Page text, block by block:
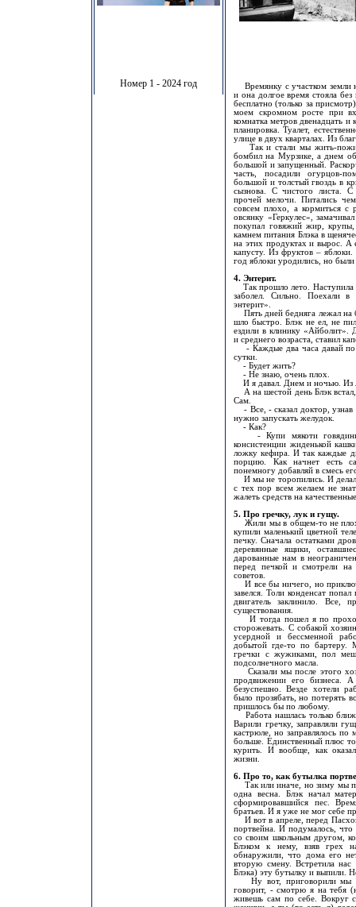
Номер 1 - 2024 год
Времянку с участком земли
и она долгое время стояла
бесплатно (только за
моем скромном росте при
комнатка метров двенадцать и
планировка. Туалет,
улице в двух кварталах. Из
Так и стали мы жить-
бомбил на Мурзике, а днем
большой и запущенный.
часть, посадили огурцов-
большой и толстый гвоздь в
сызнова. С чистого листа.
прочей мелочи. Питались
совсем плохо, а кормиться
овсянку «Геркулес»,
покупал говяжий жир,
камнем питания Блэка в
на этих продуктах и вырос.
капусту. Из фруктов –
год яблоки уродились, но
4. Энтерит.
Так прошло лето. Наступила
заболел. Сильно. Поехали в
энтерит».
Пять дней бедняга лежал на
шло быстро. Блэк не ел, не
ездили в клинику «Айболит».
и среднего возраста, ставил
- Каждые два часа давай по
сутки.
- Будет жить?
- Не знаю, очень плох.
И я давал. Днем и ночью. Из
А на шестой день Блэк встал,
Сам.
- Все, - сказал доктор, узнав
нужно запускать желудок.
- Как?
- Купи мякоти
консистенции жиденькой
ложку кефира. И так каждые
порцию. Как начнет есть
понемногу добавляй в смесь
И мы не торопились. И
с тех пор всем желаем не
жалеть средств на
5. Про гречку, лук и гущу.
Жили мы в общем-то не
купили маленький цветной
печку. Сначала остатками
деревянные ящики,
дарованные нам в
перед печкой и смотрели на
советов.
И все бы ничего, но
завелся. Толи конденсат
двигатель заклинило. Все,
существования.
И тогда пошел я по
сторожевать. С собакой
усердной и бессменной
добытой где-то по
гречки с жужиками, пол
подсолнечного масла.
Сказали мы после этого
продвижении его бизнеса.
безуспешно. Везде хотели
было прозябать, но потерять
пришлось бы по любому.
Работа нашлась только
Варили гречку, заправляли
кастрюле, но заправлялось по
больше. Единственный плюс
курить. И вообще, как
жизни.
6. Про то, как бутылка
Так или иначе, но зиму мы
одна весна. Блэк начал
сформировавшийся пес.
братьев. И я уже не мог себе
И вот в апреле, перед
портвейна. И подумалось,
со своим школьным другом,
Блэком к нему, взяв грех
обнаружили, что дома его
вторую смену. Встретила
Блэка) эту бутылку и выпили.
Ну вот, приговорили мы
говорит, - смотрю я на тебя
живешь сам по себе. Вокруг